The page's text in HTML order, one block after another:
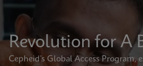
Revolution for A
Cepheid’s Global Access Program,